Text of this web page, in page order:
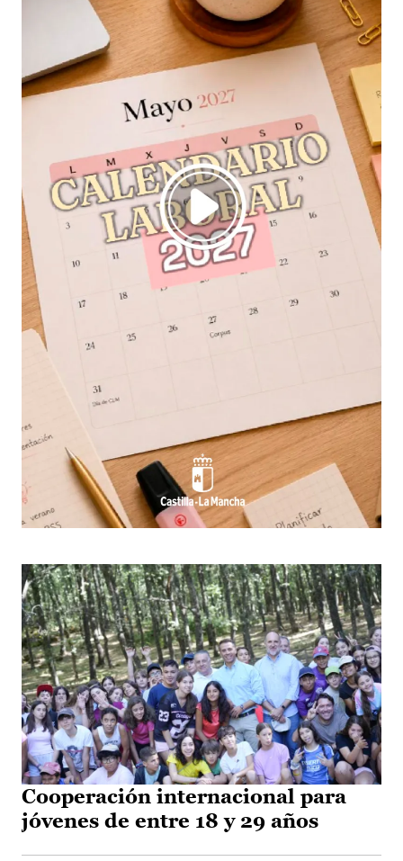
Cooperación internacional para
jóvenes de entre 18 y 29 años